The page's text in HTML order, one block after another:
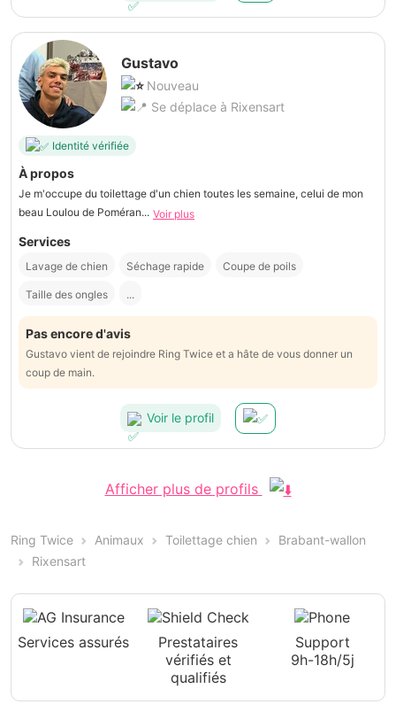
Gustavo
Nouveau
Se déplace à Rixensart
Identité vérifiée
À propos
Je m'occupe du toilettage d'un chien toutes les semaine, celui de mon
beau Loulou de Poméran... Voir plus
Services
Lavage de chien Séchage rapide Coupe de poils
Taille des ongles ...
Pas encore d'avis
Gustavo vient de rejoindre Ring Twice et a hâte de vous donner un
coup de main.
Voir le profil
Afficher plus de profils
Ring Twice Animaux Toilettage chien
Brabant-wallon
Rixensart
Services assurés
Prestataires
vérifiés et
qualifiés
Support
9h-18h/5j